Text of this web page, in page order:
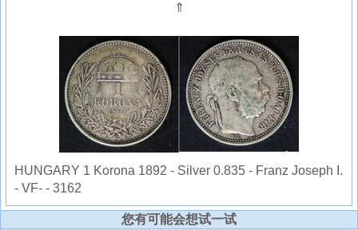
⇑
HUNGARY 1 Korona 1892 - Silver 0.835 - Franz Joseph I.
- VF- - 3162
您有可能会想试一试